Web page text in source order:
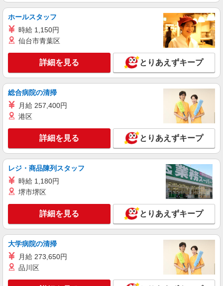
アルバイト
株式会社CATS
【給与詳細】 時給1,350円スタート！
キープ 詳細を見る
アルバイト 契約社員
株式会社CATS
【日給】10,800円〜15,360円 《月給例》 ・時
給1,520円×1日8h×月22日 ＝月給26万7,520円+残
業代+交通費
岡山県倉敷市阿知
キープ 詳細を見る
派遣社員
人材プロオフィス株式会社
早朝の短時間・倉庫内でのピッキングや出荷作
業
詳細を見る
ホールスタッフ
時給 1,150円
仙台市青葉区
詳細を見る とりあえずキープ
総合病院の清掃
月給 257,400円
港区
詳細を見る とりあえずキープ
レジ・商品陳列スタッフ
時給 1,180円
堺市堺区
詳細を見る とりあえずキープ
大学病院の清掃
月給 273,650円
品川区